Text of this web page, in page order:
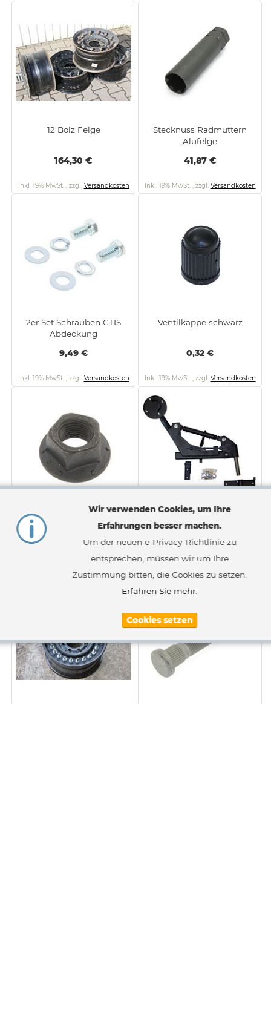
Wir verwenden Cookies, um Ihre
Erfahrungen besser machen.
Um der neuen e-Privacy-Richtlinie zu
entsprechen, müssen wir um Ihre
Zustimmung bitten, die Cookies zu setzen.
Erfahren Sie mehr.
Cookies setzen
12 Bolz Felge
164,30 €
Inkl. 19% MwSt. zzgl. Versandkosten
Stecknuss Radmuttern
Alufelge
41,87 €
Inkl. 19% MwSt. zzgl. Versandkosten
2er Set Schrauben CTIS
Abdeckung
9,49 €
Inkl. 19% MwSt. , zzgl. Versandkosten
Ventilkappe schwarz
0,32 €
Inkl. 19% MwSt. , zzgl. Versandkosten
Felgenmutter 5-Kant
4,40 €
zzgl. Versandkosten
Reserveradhalter absenkbar
Ab 2.597,00 €
Inkl. 19% MwSt. , Versandkosten